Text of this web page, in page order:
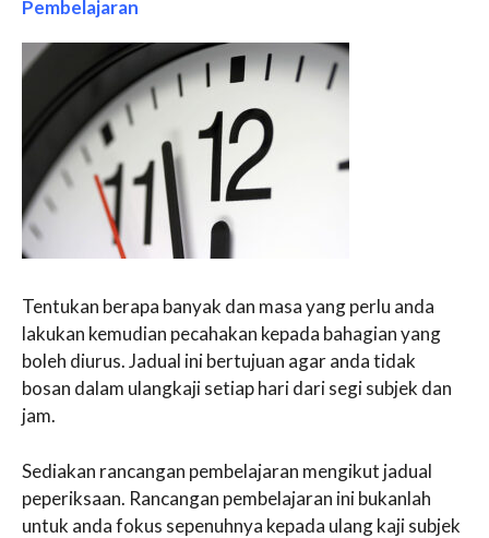
Pembelajaran
Tentukan berapa banyak dan masa yang perlu anda
lakukan kemudian pecahakan kepada bahagian yang
boleh diurus. Jadual ini bertujuan agar anda tidak
bosan dalam ulangkaji setiap hari dari segi subjek dan
jam.
Sediakan rancangan pembelajaran mengikut jadual
peperiksaan. Rancangan pembelajaran ini bukanlah
untuk anda fokus sepenuhnya kepada ulang kaji subjek